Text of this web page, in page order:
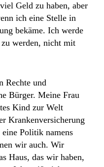
Geld zu haben, aber
ich eine Stelle in
bekäme. Ich werde
werden, nicht mit
Rechte und
Bürger. Meine Frau
Kind zur Welt
Krankenversicherung
Politik namens
wir auch. Wir
Haus, das wir haben,